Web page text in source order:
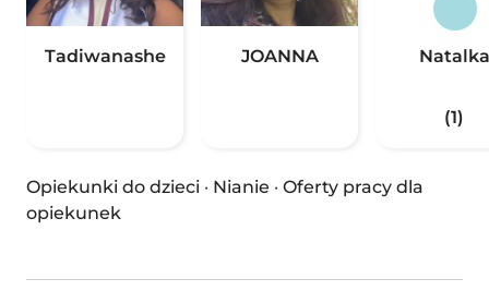
Tadiwanashe JOANNA Natalka
(1)
Opiekunki do dzieci · Nianie · Oferty pracy dla
opiekunek